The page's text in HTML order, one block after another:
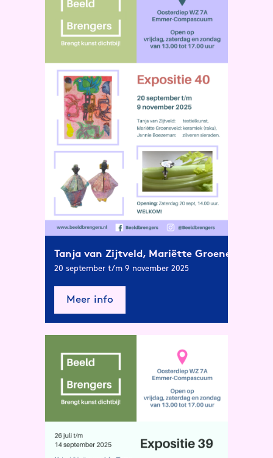
Tanja van Zijtveld, Mariëtte Groeneveld en
20 september t/m 9 november 2025
Meer info